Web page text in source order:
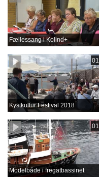
Fællessang i Kolind+
Kystkultur Festival 2018
Modelbåde i fregatbassinet